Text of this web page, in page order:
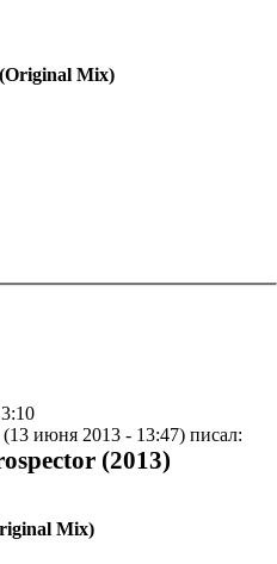
Mix)
июня 2013 - 13:47) писал:
(2013)
Mix)